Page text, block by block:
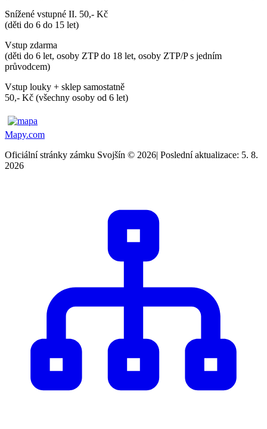
Snížené vstupné II. 50,- Kč
(děti do 6 do 15 let)
Vstup zdarma
(děti do 6 let, osoby ZTP do 18 let, osoby ZTP/P s jedním
průvodcem)
Vstup louky + sklep samostatně
50,- Kč (všechny osoby od 6 let)
Mapy.com
Oficiální stránky zámku Svojšín © 2026| Poslední aktualizace: 5. 8.
2026